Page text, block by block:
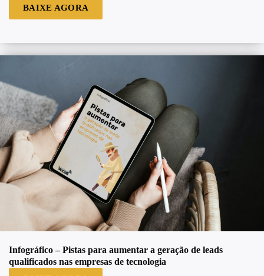
BAIXE AGORA
Infográfico – Pistas para aumentar a geração de leads
qualificados nas empresas de tecnologia